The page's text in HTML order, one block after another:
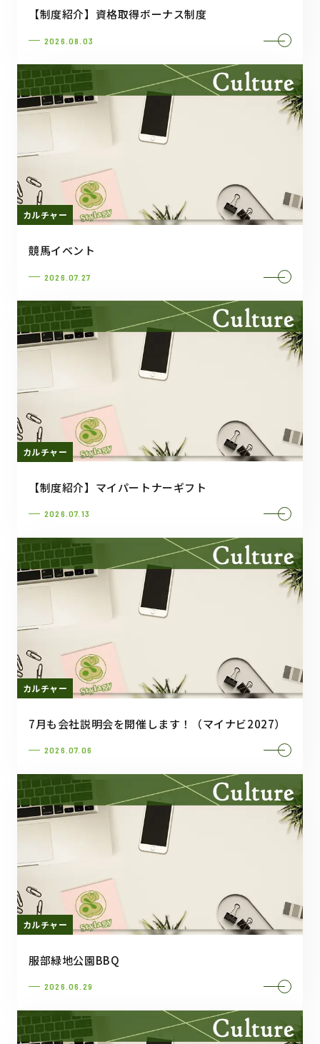
【制度紹介】資格取得ボーナス制度
2026.08.03
カルチャー
競馬イベント
2026.07.27
カルチャー
【制度紹介】マイパートナーギフト
2026.07.13
カルチャー
7月も会社説明会を開催します！（マイナビ2027）
2026.07.06
カルチャー
服部緑地公園BBQ
2026.06.29